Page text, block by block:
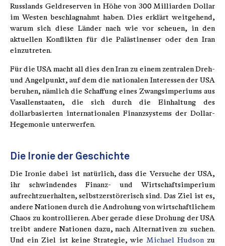
Russlands Geldreserven in Höhe von 300 Milliarden Dollar
im Westen beschlagnahmt haben. Dies erklärt weitgehend,
warum sich diese Länder nach wie vor scheuen, in den
aktuellen Konflikten für die Palästinenser oder den Iran
einzutreten.
Für die USA macht all dies den Iran zu einem zentralen Dreh-
und Angelpunkt, auf dem die nationalen Interessen der USA
beruhen, nämlich die Schaffung eines Zwangsimperiums aus
Vasallenstaaten, die sich durch die Einhaltung des
dollarbasierten internationalen Finanzsystems der Dollar-
Hegemonie unterwerfen.
Die Ironie der Geschichte
Die Ironie dabei ist natürlich, dass die Versuche der USA,
ihr schwindendes Finanz- und Wirtschaftsimperium
aufrechtzuerhalten, selbstzerstörerisch sind. Das Ziel ist es,
andere Nationen durch die Androhung von wirtschaftlichem
Chaos zu kontrollieren. Aber gerade diese Drohung der USA
treibt andere Nationen dazu, nach Alternativen zu suchen.
Und ein Ziel ist keine Strategie, wieMichael Hudsonzu